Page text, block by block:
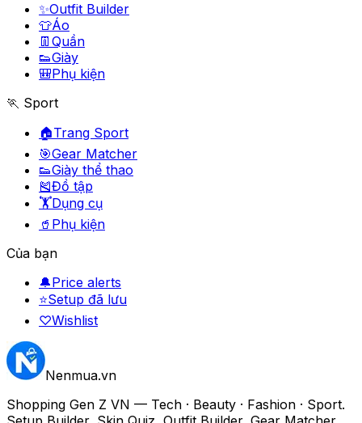
✨Outfit Builder
👕Áo
👖 Quần
👟Giày
🎒Phụ kiện
🏃 Sport
🏠Trang Sport
🎯Gear Matcher
👟Giày thể thao
🎽Đồ tập
🏋️Dụng cụ
🥤 Phụ kiện
Của bạn
🔔Price alerts
⭐Setup đã lưu
♡Wishlist
Nenmua.vn
Shopping Gen Z VN — Tech · Beauty · Fashion · Sport.